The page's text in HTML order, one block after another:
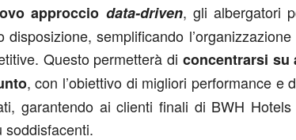
approccio data-driven, gli albergatori
semplificando
Questo permetterà di concentrarsi su
, con l’obiettivo di migliori performance e
garantendo ai clienti finali di BWH
soddisfacenti.